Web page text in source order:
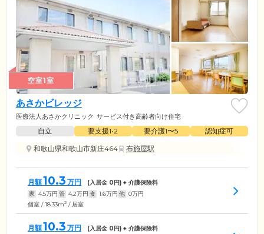
空室1室
あさかビレッジ
医療法人あさかクリニック サービス付き高齢者向け住宅
自立 要支援1•2 要介護1〜5
認知症可
和歌山県和歌山市新庄464
布施屋駅
月額10.3 万円 (入居金 0円) + 介護保険料
家 4.5万円 管 4.2万円 食 1.6万円 他 0万円
個室 / 18.33m2 / 居室
月額10.3 万円 (入居金 0円) + 介護保険料